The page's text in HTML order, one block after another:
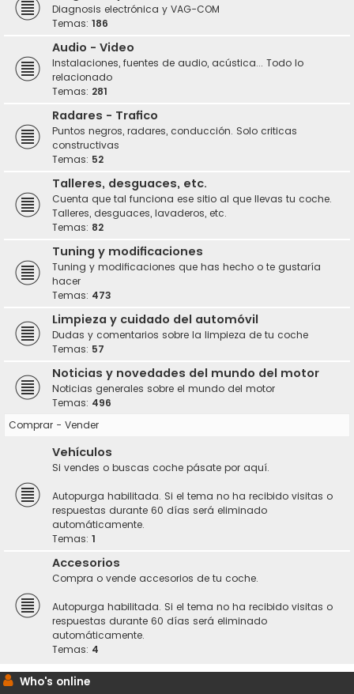
Diagnosis electrónica y VAG-COM
Temas: 186
Audio - Video
Instalaciones, fuentes de audio, acústica... Todo lo
relacionado
Temas: 281
Radares - Trafico
Puntos negros, radares, conducción. Solo criticas
constructivas
Temas: 52
Talleres, desguaces, etc.
Cuenta que tal funciona ese sitio al que llevas tu coche.
Talleres, desguaces, lavaderos, etc.
Temas: 82
Tuning y modificaciones
Tuning y modificaciones que has hecho o te gustaría
hacer
Temas: 473
Limpieza y cuidado del automóvil
Dudas y comentarios sobre la limpieza de tu coche
Temas: 57
Noticias y novedades del mundo del motor
Noticias generales sobre el mundo del motor
Temas: 496
Comprar - Vender
Vehículos
Si vendes o buscas coche pásate por aquí.
Autopurga habilitada. Si el tema no ha recibido visitas o
respuestas durante 60 días será eliminado
automáticamente.
Temas: 1
Accesorios
Compra o vende accesorios de tu coche.
Autopurga habilitada. Si el tema no ha recibido visitas o
respuestas durante 60 días será eliminado
automáticamente.
Temas: 4
Who's online